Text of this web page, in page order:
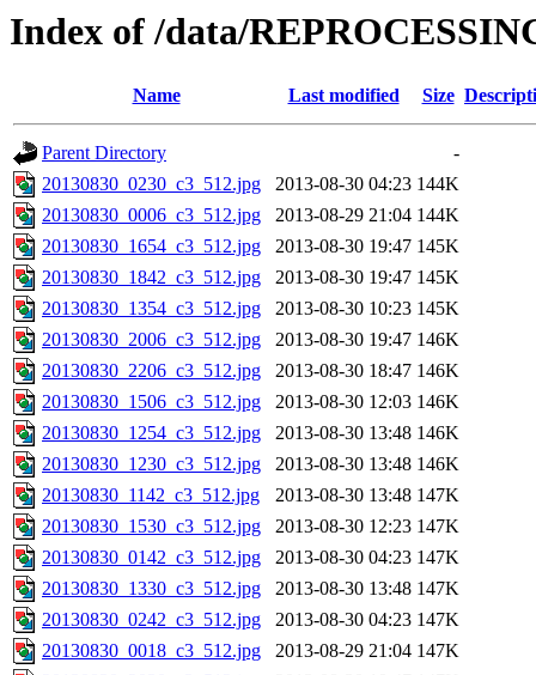
Index of /data/
Name Last modified Size
Parent Directory
-
20130830_0230_c3_512.jpg
2013-08-30 04:23 144K
20130830_0006_c3_512.jpg
2013-08-29 21:04 144K
20130830_1654_c3_512.jpg
2013-08-30 19:47 145K
20130830_1842_c3_512.jpg
2013-08-30 19:47 145K
20130830_1354_c3_512.jpg
2013-08-30 10:23 145K
20130830_2006_c3_512.jpg
2013-08-30 19:47 146K
20130830_2206_c3_512.jpg
2013-08-30 18:47 146K
20130830_1506_c3_512.jpg
2013-08-30 12:03 146K
20130830_1254_c3_512.jpg
2013-08-30 13:48 146K
20130830_1230_c3_512.jpg
2013-08-30 13:48 146K
20130830_1142_c3_512.jpg
2013-08-30 13:48 147K
20130830_1530_c3_512.jpg
2013-08-30 12:23 147K
20130830_0142_c3_512.jpg
2013-08-30 04:23 147K
20130830_1330_c3_512.jpg
2013-08-30 13:48 147K
20130830_0242_c3_512.jpg
2013-08-30 04:23 147K
20130830_0018_c3_512.jpg
2013-08-29 21:04 147K